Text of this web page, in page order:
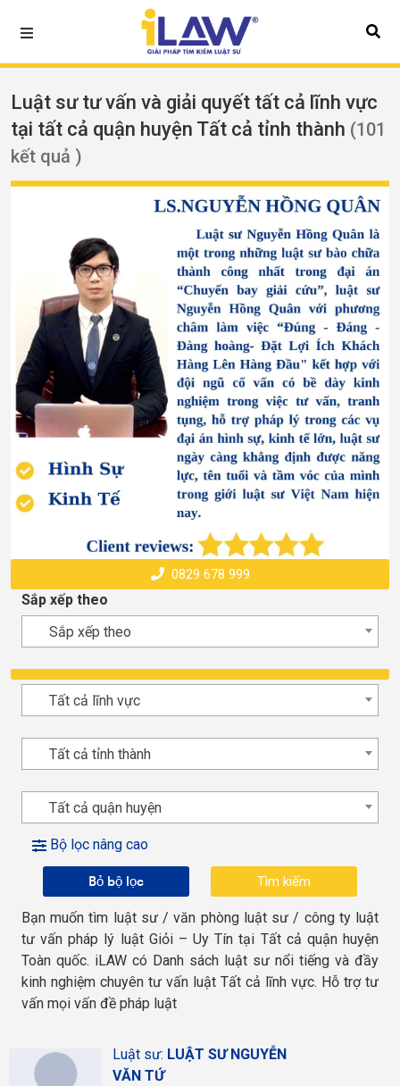
Luật sư tư vấn và giải quyết tất cả lĩnh vực
tại tất cả quận huyện Tất cả tỉnh thành (101
kết quả )
0829 678 999
Sắp xếp theo
Sắp xếp theo
Tất cả lĩnh vực
Tất cả tỉnh thành
Tất cả quận huyện
Bộ lọc nâng cao
Bỏ bộ lọc
Bạn muốn tìm luật sư / văn phòng luật sư / công ty luật
tư vấn pháp lý luật Giỏi – Uy Tín tại Tất cả quận huyện
Toàn quốc. iLAW có Danh sách luật sư nổi tiếng và đầy
kinh nghiệm chuyên tư vấn luật Tất cả lĩnh vực. Hỗ trợ tư
vấn mọi vấn đề pháp luật
Luật sư: LUẬT SƯ NGUYỄN
VĂN TỨ